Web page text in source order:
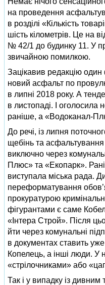
на проведення
в розділі «Кількість
шість кілометрів. Це на
№ 42/1 до будинку 11. У
звичайною помилкою.
Зацікавив редакцію
новий асфальт по
в липні 2018 року. А
в листопаді. І оголосила
раніше, а «Водоканал-
До речі, із липня
щебінь та
виключно через
Плюс» та «Екопарк».
виступала міська рада.
переформатування
прокуратурою
фігурантами є саме
«Інтера Строй». Після
йти через комунальні
в документах ставить
Копелець, а інші люди. У
«стрілочниками» або
Так і у випадку із